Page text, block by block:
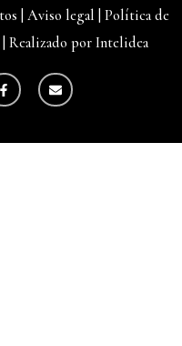
| Aviso legal Política de
Realizado por Intelidea
F
a
c
o
E
n
v
o